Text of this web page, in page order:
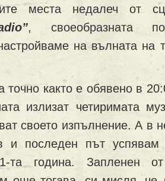
места недалеч от
, своеобразната
на вълната на
точно както е обявено в
излизат четиримата
своето изпълнение. А в
и последен път
та година. Запленен